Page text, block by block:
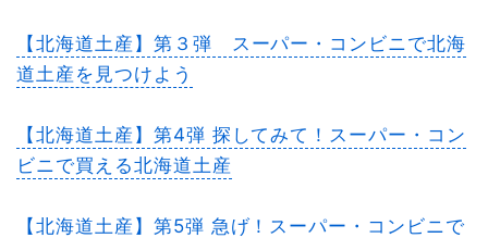
【北海道土産】第３弾 スーパー・コンビニで北海
道土産を見つけよう
【北海道土産】第4弾 探してみて！スーパー・コン
ビニで買える北海道土産
【北海道土産】第5弾 急げ！スーパー・コンビニで